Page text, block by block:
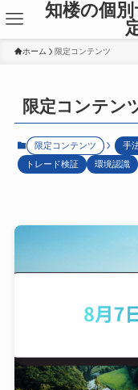
知楼の個
ホーム 限定コンテンツ
限定コンテン
限定コンテンツ 手
トレード検証
環境認識